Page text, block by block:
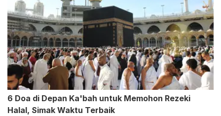
6 Doa di Depan Ka'bah untuk Memohon Rezeki
Halal, Simak Waktu Terbaik